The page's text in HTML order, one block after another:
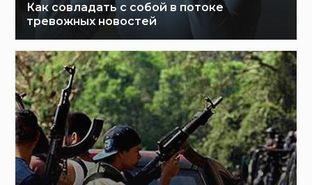
Как совладать с собой в потоке
тревожных новостей